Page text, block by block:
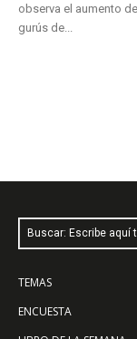
observa el aumento
gurús de...
Buscar: Escribe aquí
TEMAS
ENCUESTA